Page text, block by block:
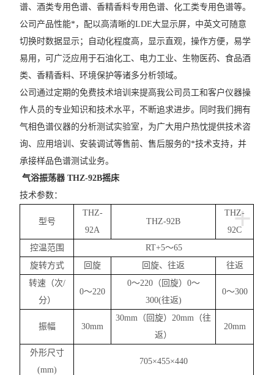
谱、酒类专用色谱、香精香料专用色谱、化工类专用色谱等。
公司产品性能*，配以高清晰的LDE大显示屏，中英文可随意
切换时数据显示；自动化程度高，显示直观，操作方便，易学
易用，可广泛应用于石油化工、电力工业、生物医药、食品酒
类、香精香料、环境保护等诸多分析领域。
公司通过定期的免费技术培训来提高我公司员工和客户仪器操
作人员的专业知识和技术水平，不断追求进步。同时我们拥有
气相色谱仪器的分析测试实验室，为广大用户热忱提供技术咨
询、应用培训、安装调试等售前、售后服务的*技术支持，并
承接样品色谱测试业务。
气浴振荡器 THZ-92B摇床
技术参数：
+
型号
THZ-
92A
THZ-92B
THZ-
92C
控温范围
RT+5～65
旋转方式
回旋 回旋、往返
往返
转速（次/
分）
0～220
0～220（回旋）0～
300(往返)
0～300
振幅 30mm
30mm（回旋）20mm（往
返）
20mm
外形尺寸
(mm)
705×455×440